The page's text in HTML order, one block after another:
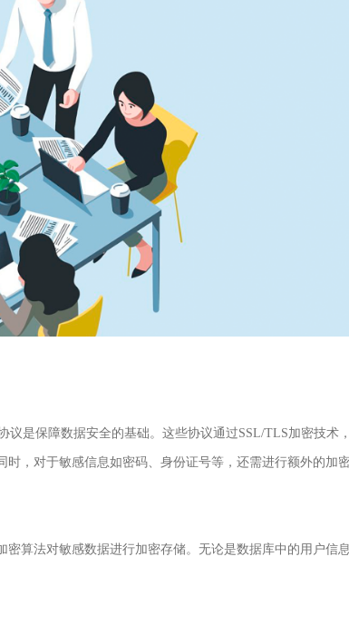
是保障数据安全的基础。这些协议通过SSL/TLS加密技术，
，对于敏感信息如密码、身份证号等，还需进行额外的加
法对敏感数据进行加密存储。无论是数据库中的用户信息